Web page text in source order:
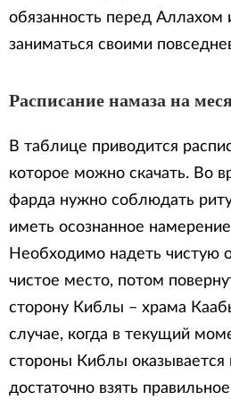
обязанность перед
заниматься своими
Расписание намаза на
В таблице приводится
которое можно скачать. Во
фарда нужно соблюдать
иметь осознанное
Необходимо надеть чистую
чистое место, потом
сторону Киблы – храма
случае, когда в текущий
стороны Киблы
достаточно взять